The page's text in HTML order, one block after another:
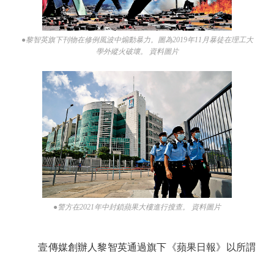
●黎智英旗下刊物在修例風波中煽動暴力。圖為2019年11月暴徒在理工大
學外縱火破壞。 資料圖片
●警方在2021年中封鎖蘋果大樓進行搜查。 資料圖片
壹傳媒創辦人黎智英通過旗下《蘋果日報》以所謂